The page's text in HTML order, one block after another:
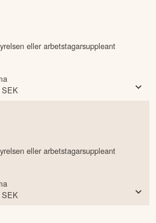
eller arbetstagarsuppleant
SEK
eller arbetstagarsuppleant
SEK